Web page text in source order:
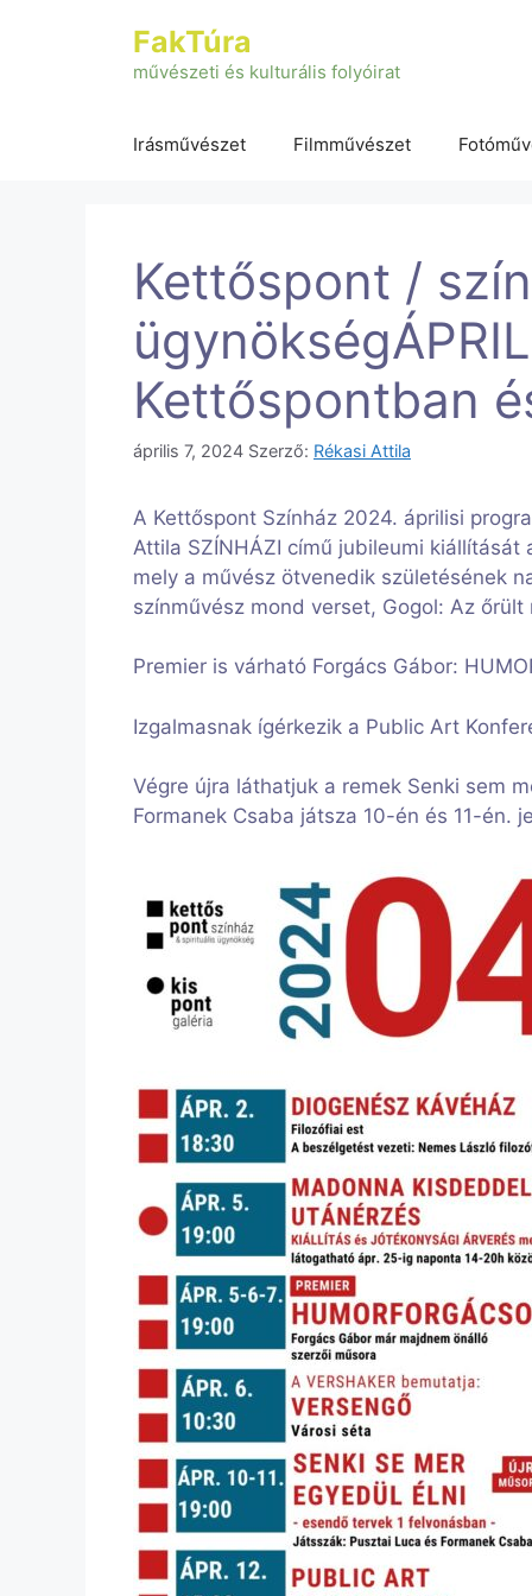
FakTúra
művészeti és kulturális folyóirat
Irásművészet Filmművészet
Kettőspont /
Kettőspontban
április 7, 2024 Szerző: Rékasi Attila
A Kettőspont Színház 2024. áprilisi
Attila SZÍNHÁZI című jubileumi
mely a művész ötvenedik születésének
színművész mond verset, Gogol: Az
Premier is várható Forgács Gábor:
Izgalmasnak ígérkezik a Public Art
Végre újra láthatjuk a remek Senki sem
Formanek Csaba játsza 10-én és 11-én.